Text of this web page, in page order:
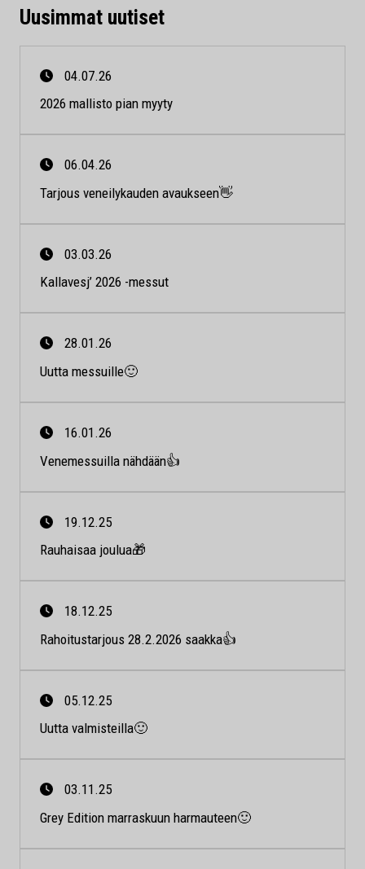
Uusimmat uutiset
04.07.26
2026 mallisto pian myyty
06.04.26
Tarjous veneilykauden avaukseen👋
03.03.26
Kallavesj’ 2026 -messut
28.01.26
Uutta messuille🙂
16.01.26
Venemessuilla nähdään👍
19.12.25
Rauhaisaa joulua🎁
18.12.25
Rahoitustarjous 28.2.2026 saakka👍
05.12.25
Uutta valmisteilla🙂
03.11.25
Grey Edition marraskuun harmauteen🙂